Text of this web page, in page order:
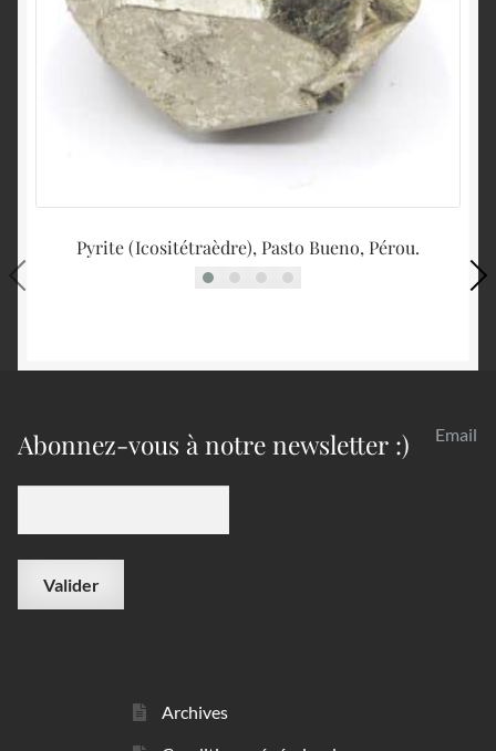
Pyrite (Icositétraèdre), Pasto Bueno, Pérou.
Abonnez-vous à notre newsletter :) Email
Archives